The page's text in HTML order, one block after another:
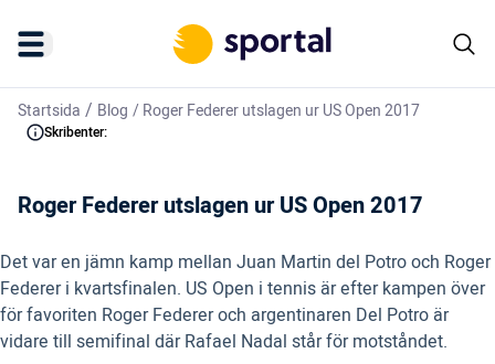
Startsida / Blog /Roger Federer utslagen ur US Open 2017
Skribenter:
Roger Federer utslagen ur US Open 2017
Det var en jämn kamp mellan Juan Martin del Potro och Roger
Federer i kvartsfinalen. US Open i tennis är efter kampen över
för favoriten Roger Federer och argentinaren Del Potro är
vidare till semifinal där Rafael Nadal står för motståndet.